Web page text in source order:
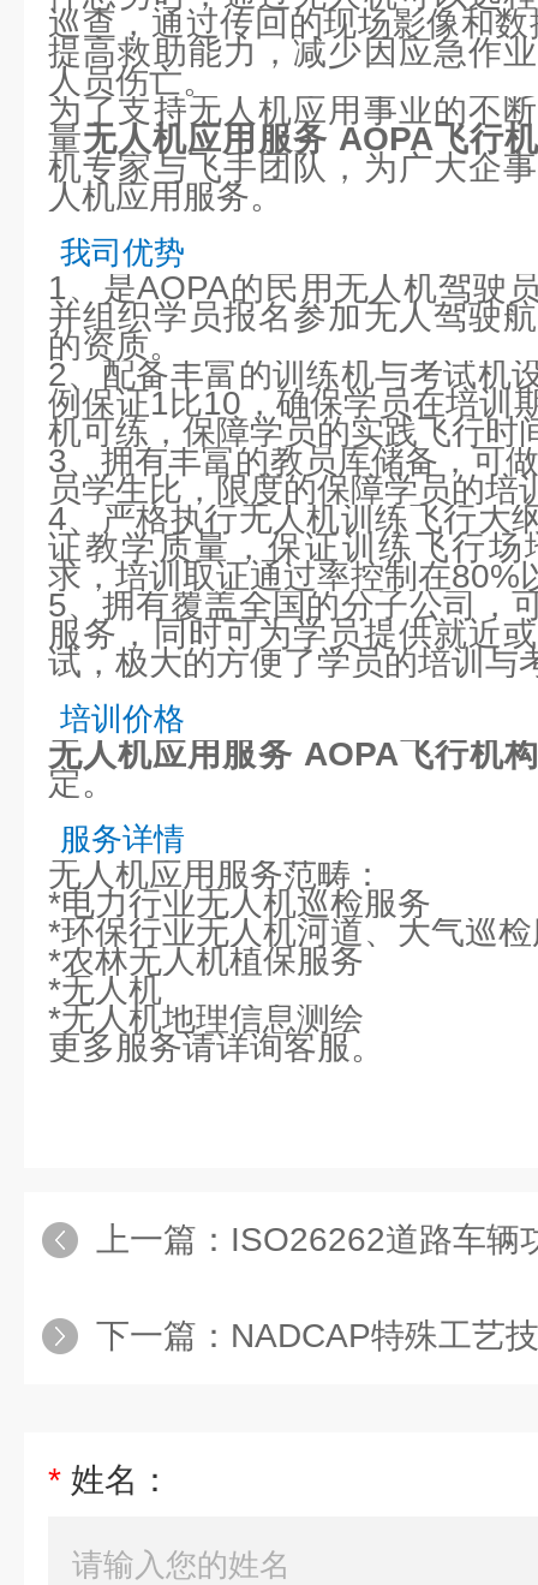
巡查，通过传回的现场影像和
提高救助能力，减少因应急作
人员伤亡。
为了支持无人机应用事业的不
量无人机应用服务 AOPA飞行
机专家与飞手团队，为广大企
人机应用服务。
我司优势
1、是AOPA的民用无人机驾驶
并组织学员报名参加无人驾驶
的资质。
2、配备丰富的训练机与考试机
例保证1比10，确保学员在培训
机可练，保障学员的实践飞行时
3、拥有丰富的教员库储备，可
员学生比，限度的保障学员的培
4、严格执行无人机训练飞行大
证教学质量，保证训练飞行场
求，培训取证通过率控制在80%
5、拥有覆盖全国的分子公司，
服务，同时可为学员提供就近
试，极大的方便了学员的培训与
培训价格
无人机应用服务 AOPA飞行机
定。
服务详情
无人机应用服务范畴：
*电力行业无人机巡检服务
*环保行业无人机河道、大气巡
*农林无人机植保服务
*无人机
*无人机地理信息测绘
更多服务请详询客服。
上一篇： ISO26262道路车辆功能
下一篇： NADCAP特殊工艺
* 姓名：